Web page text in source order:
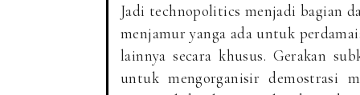
Jadi technopolitics menjadi bagian
menjamur yanga ada untuk
lainnya secara khusus. Gerakan
untuk mengorganisir demostrasi